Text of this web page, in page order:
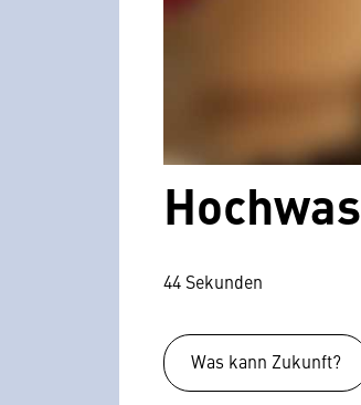
44 Sekunden
Was kann Zukunft?